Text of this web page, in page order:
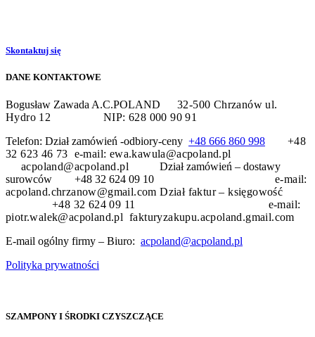
Skontaktuj się
DANE KONTAKTOWE
Bogusław Zawada A.C.POLAND 32-500 Chrzanówul.
Hydro 12NIP: 628 000 90 91
Telefon: Dział zamówień -odbiory-ceny +48 666 860 998
+48
32 623 46 73 e-mail: ewa.kawula@acpoland.pl
acpoland@acpoland.pl Dział zamówień – dostawy
surowców +48 32 624 09 10 e-mail:
acpoland.chrzanow@gmail.comDział faktur – księgowość
+48 32 624 09 11 e-mail:
piotr.walek@acpoland.pl fakturyzakupu.acpoland.gmail.com
E-mail ogólny firmy – Biuro: acpoland@acpoland.pl
Polityka prywatności
SZAMPONY I ŚRODKI CZYSZCZĄCE